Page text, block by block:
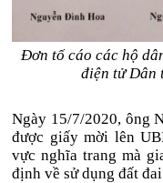
Đơn tố cáo các hộ
điện tử Dân
Ngày 15/7/2020, ông
được giấy mời lên
vực nghĩa trang mà
định về sử dụng đất